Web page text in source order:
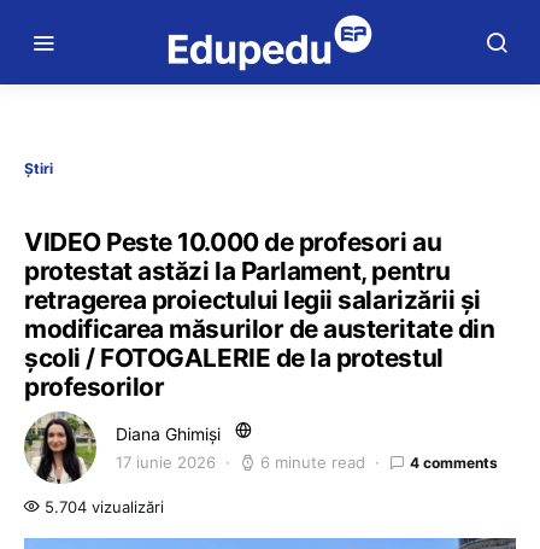
Știri
VIDEO Peste 10.000 de profesori au
protestat astăzi la Parlament, pentru
retragerea proiectului legii salarizării și
modificarea măsurilor de austeritate din
școli / FOTOGALERIE de la protestul
profesorilor
Diana Ghimiși
17 iunie 2026 6 minute read 4 comments
5.704 vizualizări